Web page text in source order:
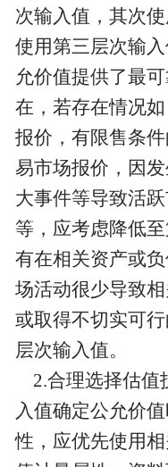
次输入值，其次
使用第三层次输
允价值提供了最
在，若存在情况
报价，有限售条
易市场报价，因
大事件等导致活
等，应考虑降低
有在相关资产或
场活动很少导致
或取得不切实可
层次输入值。
2.合理选择估值
入值确定公允价
性，应优先使用